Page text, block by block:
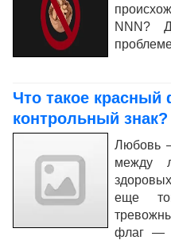
NNN?
Что такое
контрольный знак?
Любовь
между
еще
флаг —